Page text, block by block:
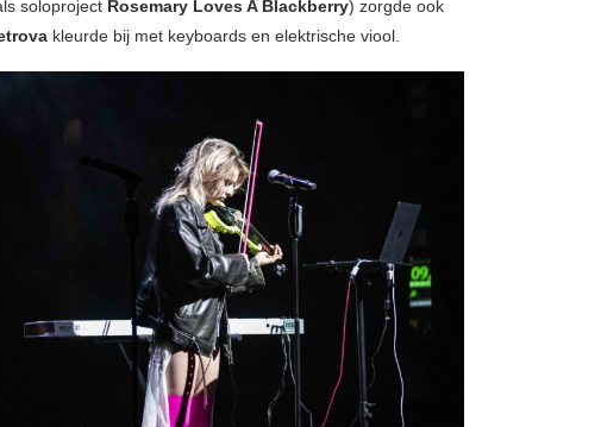
soloproject Rosemary Loves A Blackberry) zorgde ook
kleurde bij met keyboards en elektrische viool.